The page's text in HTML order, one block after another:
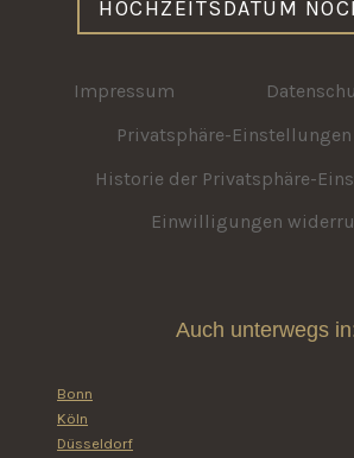
HOCHZEITSDATUM
Impressum
Privatsphäre-
Historie der Privatsphäre-
Einwilligungen
Auch unterwegs
Bonn
Köln
Düsseldorf